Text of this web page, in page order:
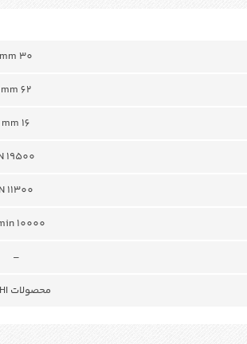
mm 30
mm 62
mm 16
19500
N 11300
10000
–
محصولات NACHI